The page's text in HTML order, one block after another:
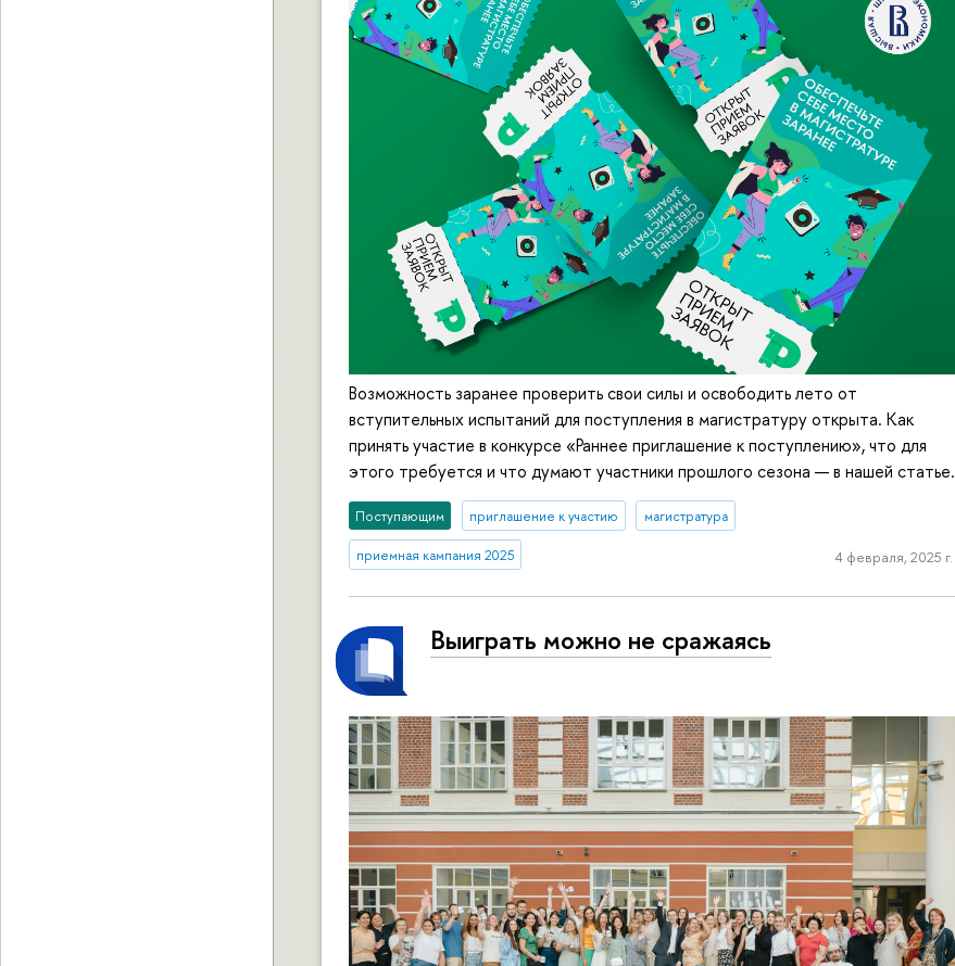
Возможность заранее проверить свои силы и освободить лето от
вступительных испытаний для поступления в магистратуру открыта. Как
принять участие в конкурсе «Раннее приглашение к поступлению», что для
этого требуется и что думают участники прошлого сезона — в нашей статье.
Поступающим приглашение к участию магистратура
приемная кампания 2025 4 февраля, 2025 г.
Выиграть можно не сражаясь